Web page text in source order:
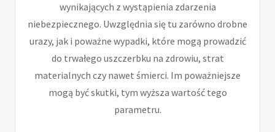
wynikających z wystąpienia zdarzenia
niebezpiecznego. Uwzględnia się tu zarówno drobne
urazy, jak i poważne wypadki, które mogą prowadzić
do trwałego uszczerbku na zdrowiu, strat
materialnych czy nawet śmierci. Im poważniejsze
mogą być skutki, tym wyższa wartość tego
parametru.